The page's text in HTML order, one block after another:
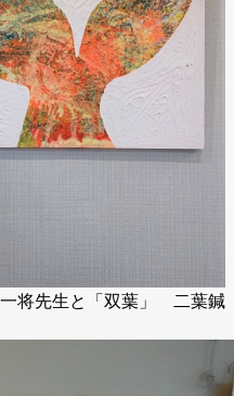
将先生と「双葉」 二葉鍼